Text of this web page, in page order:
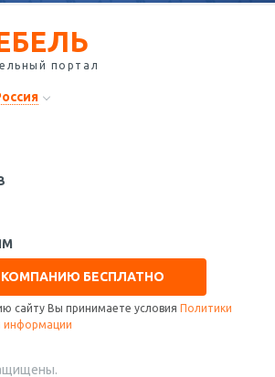
портал
БЕСПЛАТНО
сайту Вы принимаете условия Политики
информации